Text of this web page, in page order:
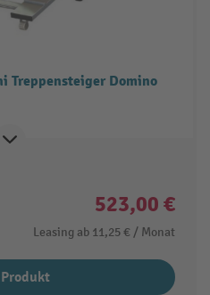
Treppensteiger Domino
523,00 €
Leasing ab 11,25 € / Monat